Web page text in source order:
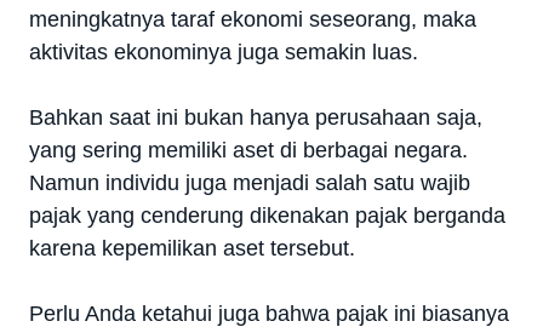
meningkatnya taraf ekonomi seseorang, maka
aktivitas ekonominya juga semakin luas.
Bahkan saat ini bukan hanya perusahaan saja,
yang sering memiliki aset di berbagai negara.
Namun individu juga menjadi salah satu wajib
pajak yang cenderung dikenakan pajak berganda
karena kepemilikan aset tersebut.
Perlu Anda ketahui juga bahwa pajak ini biasanya